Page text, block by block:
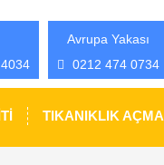
Avrupa Yakası
0212 474 0734
TIKANIKLIK AÇMA